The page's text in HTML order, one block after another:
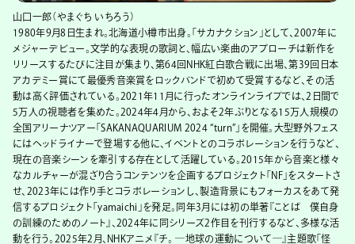
山口一郎（やまぐち いちろう）
1980年9月8日生まれ。北海道小樽市出身。「サカナクション」として、2007年に
メジャーデビュー。文学的な表現の歌詞と、幅広い楽曲のアプローチは新作を
リリースするたびに注目が集まり、第64回NHK紅白歌合戦に出場、第39回日本
アカデミー賞にて最優秀音楽賞をロックバンドで初めて受賞するなど、その活
動は高く評価されている。2021年11月に行ったオンラインライブでは、2日間で
5万人の視聴者を集めた。2024年4月から、およそ2年ぶりとなる15万人規模の
全国アリーナツアー「SAKANAQUARIUM 2024 “turn”」を開催。大型野外フェス
にはヘッドライナーで登場する他に、イベントとのコラボレーションを行うなど、
現在の音楽シーンを牽引する存在として活躍している。2015年から音楽と様々
なカルチャーが混ざり合うコンテンツを企画するプロジェクト「NF」をスタートさ
せ、2023年には作り手とコラボレーションし、製造背景にもフォーカスをあて発
信するプロジェクト「yamaichi」を発足。同年3月には初の単著『ことば 僕自身
の訓練のためのノート』、2024年に同シリーズ2作目を刊行するなど、多様な活
動を行う。2025年2月、NHKアニメ『チ。 ―地球の運動について―』主題歌「怪